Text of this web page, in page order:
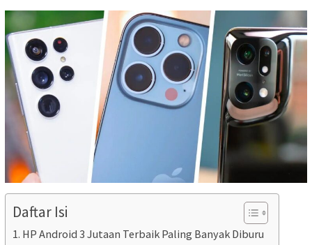
Daftar Isi
HP Android 3 Jutaan Terbaik Paling Banyak Diburu